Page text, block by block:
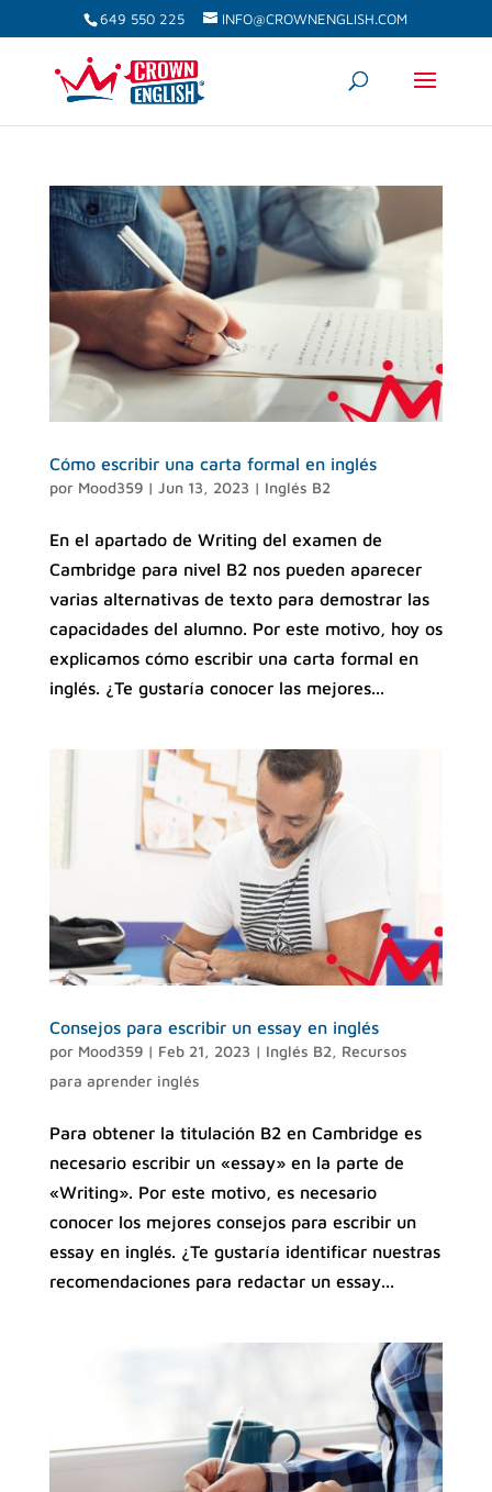
649 550 225 INFO@CROWNENGLISH.COM
Cómo escribir una carta formal en inglés
por Mood359| Jun 13, 2023 | Inglés B2
En el apartado de Writing del examen de
Cambridge para nivel B2 nos pueden aparecer
varias alternativas de texto para demostrar las
capacidades del alumno. Por este motivo, hoy os
explicamos cómo escribir una carta formal en
inglés. ¿Te gustaría conocer las mejores...
Consejos para escribir un essay en inglés
por Mood359| Feb 21, 2023 | Inglés B2, Recursos
para aprender inglés
Para obtener la titulación B2 en Cambridge es
necesario escribir un «essay» en la parte de
«Writing». Por este motivo, es necesario
conocer los mejores consejos para escribir un
essay en inglés. ¿Te gustaría identificar nuestras
recomendaciones para redactar un essay...